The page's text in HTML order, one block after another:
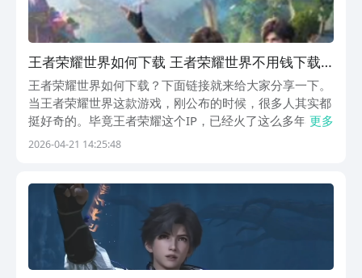
王者荣耀世界如何下载 王者荣耀世界不用钱下载
安装链接盘点
王者荣耀世界如何下载？下面链接就来给大家分享一下。
当王者荣耀世界这款游戏，刚公布的时候，很多人其实都
挺好奇的。毕竟王者荣耀这个IP，已经火了这么多年，突
然说要出一个，完全不同类型的新作，大家肯定会想知
更多
2026-04-21 14:25:48